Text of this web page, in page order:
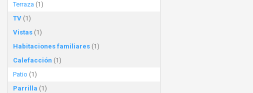
Terraza (1)
TV (1)
Vistas (1)
Habitaciones familiares (1)
Calefacción (1)
Patio (1)
Parrilla (1)